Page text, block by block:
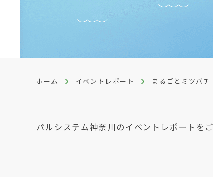
ホーム イベントレポート まるごとミツバチ
パルシステム神奈川のイベントレポートをご